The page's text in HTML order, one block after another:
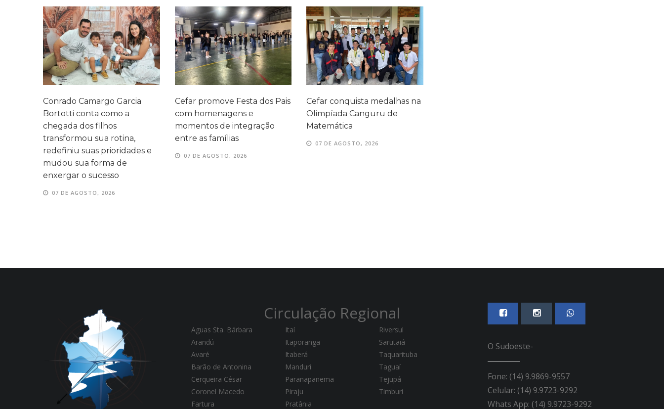
Conrado Camargo Garcia
Bortotti conta como a
chegada dos filhos
transformou sua rotina,
redefiniu suas prioridades e
mudou sua forma de
enxergar o sucesso
07 DE AGOSTO, 2026
Cefar promove Festa dos Pais
com homenagens e
momentos de integração
entre as famílias
07 DE AGOSTO, 2026
Cefar conquista medalhas na
Olimpíada Canguru de
Matemática
07 DE AGOSTO, 2026
Circulação Regional
Aguas Sta. Bárbara
Arandú
Avaré
Barão de Antonina
Cerqueira César
Coronel Macedo
Fartura
Itaí
Itaporanga
Itaberá
Manduri
Paranapanema
Piraju
Pratânia
Riversul
Sarutaiá
Taquarituba
Taguaí
Tejupá
Timburi
O Sudoeste-
Fone: (14) 9.9869-9557
Celular: (14) 9.9723-9292
Whats App: (14) 9.9723-9292